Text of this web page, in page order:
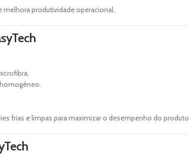
produtividade operacional.
frias e limpas para maximizar o desempenho do produto.